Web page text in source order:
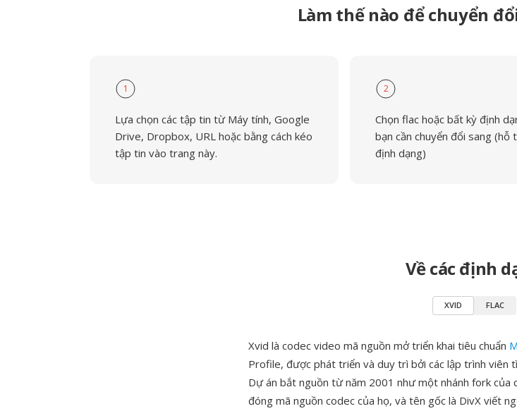
Làm thế nào để chuyển
1
Lựa chọn các tập tin từ Máy tính, Google
Drive, Dropbox, URL hoặc bằng cách kéo
tập tin vào trang này.
2
Chọn flac hoặc bất kỳ định
bạn cần chuyển đổi sang (hỗ
định dạng)
Về các định
XVID FLAC
Xvid là codec video mã nguồn mở triển khai tiêu chuẩn
Profile, được phát triển và duy trì bởi các lập trình viên
Dự án bắt nguồn từ năm 2001 như một nhánh fork của
đóng mã nguồn codec của họ, và tên gốc là DivX viết